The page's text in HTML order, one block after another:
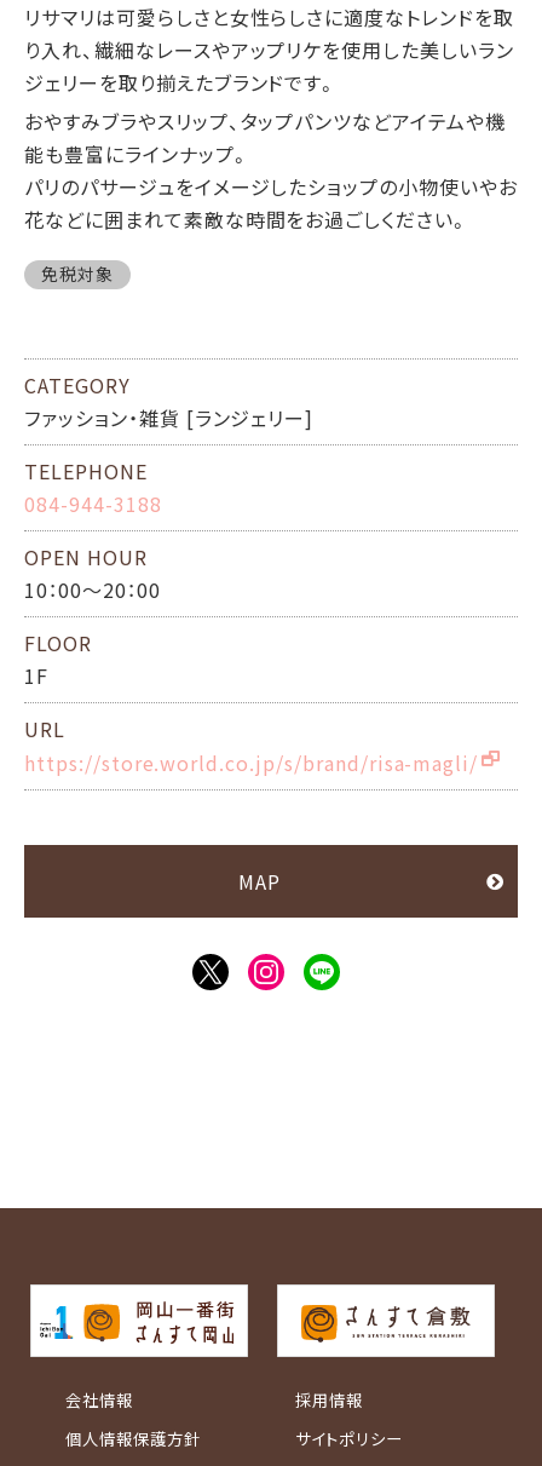
リサマリは可愛らしさと女性らしさに適度なトレンドを取
り入れ、繊細なレースやアップリケを使用した美しいラン
ジェリーを取り揃えたブランドです。
おやすみブラやスリップ、タップパンツなどアイテムや機
能も豊富にラインナップ。
パリのパサージュをイメージしたショップの小物使いやお
花などに囲まれて素敵な時間をお過ごしください。
免税対象
CATEGORY
ファッション・雑貨 [ランジェリー]
TELEPHONE
084-944-3188
OPEN HOUR
10：00～20：00
FLOOR
1F
URL
https://store.world.co.jp/s/brand/risa-magli/
MAP
会社情報
個人情報保護方針
採用情報
サイトポリシー